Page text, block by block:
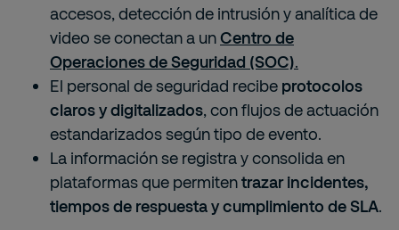
accesos, detección de intrusión y analítica de
video se conectan a unCentro de
Operaciones de Seguridad (SOC).
El personal de seguridad recibe protocolos
claros y digitalizados, con flujos de actuación
estandarizados según tipo de evento.
La información se registra y consolida en
plataformas que permitentrazar incidentes,
tiempos de respuesta y cumplimiento de SLA.